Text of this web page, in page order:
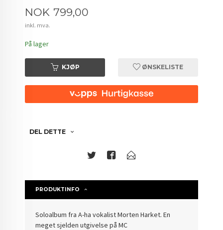
Pris
NOK 799,00
inkl. mva.
På lager
KJØP ØNSKELISTE
DEL DETTE
PRODUKTINFO
Soloalbum fra A-ha vokalist Morten Harket. En
meget sjelden utgivelse på MC